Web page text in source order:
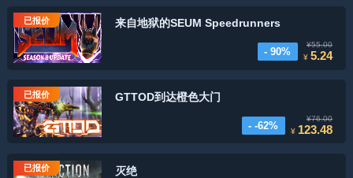
已报价 来自地狱的SEUM Speedrunners
- 90%
¥55.00
¥5.24
已报价 GTTOD到达橙色大门
- -62%
¥76.00
¥ 123.48
已报价 灭绝